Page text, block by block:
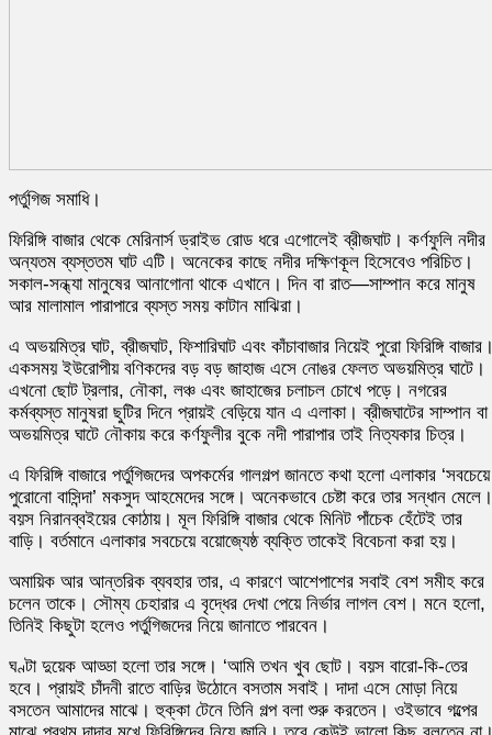
পর্তুগিজ সমাধি।
ফিরিঙ্গি বাজার থেকে মেরিনার্স ড্রাইভ রোড ধরে এগোলেই ব্রীজঘাট। কর্ণফুলি নদীর
অন্যতম ব্যস্ততম ঘাট এটি। অনেকের কাছে নদীর দক্ষিণকূল হিসেবেও পরিচিত।
সকাল-সন্ধ্যা মানুষের আনাগোনা থাকে এখানে। দিন বা রাত—সাম্পান করে মানুষ
আর মালামাল পারাপারে ব্যস্ত সময় কাটান মাঝিরা।
এ অভয়মিত্র ঘাট, ব্রীজঘাট, ফিশারিঘাট এবং কাঁচাবাজার নিয়েই পুরো ফিরিঙ্গি
একসময় ইউরোপীয় বণিকদের বড় বড় জাহাজ এসে নোঙর ফেলত অভয়মিত্র ঘাটে।
এখনো ছোট ট্রলার, নৌকা, লঞ্চ এবং জাহাজের চলাচল চোখে পড়ে। নগরের
কর্মব্যস্ত মানুষরা ছুটির দিনে প্রায়ই বেড়িয়ে যান এ এলাকা। ব্রীজঘাটের সাম্পান বা
অভয়মিত্র ঘাটে নৌকায় করে কর্ণফুলীর বুকে নদী পারাপার তাই নিত্যকার চিত্র।
এ ফিরিঙ্গি বাজারে পর্তুগিজদের অপকর্মের গালগল্প জানতে কথা হলো এলাকার ‘সবচেয়ে
পুরোনো বাসিন্দা’ মকসুদ আহমেদের সঙ্গে। অনেকভাবে চেষ্টা করে তার সন্ধান মেলে।
বয়স নিরানব্বইয়ের কোঠায়। মূল ফিরিঙ্গি বাজার থেকে মিনিট পাঁচেক হেঁটেই তার
বাড়ি। বর্তমানে এলাকার সবচেয়ে বয়োজ্যেষ্ঠ ব্যক্তি তাকেই বিবেচনা করা হয়।
অমায়িক আর আন্তরিক ব্যবহার তার, এ কারণে আশেপাশের সবাই বেশ সমীহ করে
চলেন তাকে। সৌম্য চেহারার এ বৃদ্ধের দেখা পেয়ে নির্ভার লাগল বেশ। মনে হলো,
তিনিই কিছুটা হলেও পর্তুগিজদের নিয়ে জানাতে পারবেন।
ঘণ্টা দুয়েক আড্ডা হলো তার সঙ্গে। ‘আমি তখন খুব ছোট। বয়স বারো-কি-তের
হবে। প্রায়ই চাঁদনী রাতে বাড়ির উঠোনে বসতাম সবাই। দাদা এসে মোড়া নিয়ে
বসতেন আমাদের মাঝে। হুক্কা টেনে তিনি গল্প বলা শুরু করতেন। ওইভাবে গল্পের